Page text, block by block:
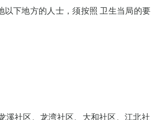
下地方的人士，须按照 卫生当局的要
溪社区、龙湾社区、大和社区、江北社